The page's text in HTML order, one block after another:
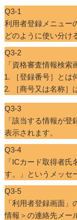
Q3-1
利用者登録メニュー
どのように使い分け
Q3-2
「資格審査情報検索
［登録番号］とは
［商号又は名称］
Q3-3
「該当する情報が
表示されます。
Q3-4
「ICカード取得者
す。」というメッセ
Q3-5
「利用者登録画面
情報＞の連絡先メー